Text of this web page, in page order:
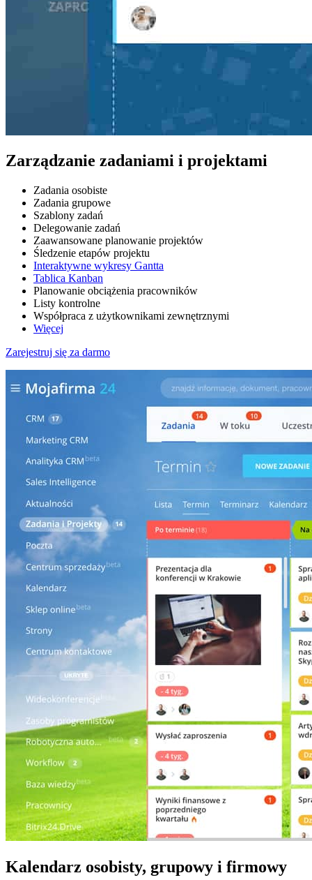
Zarządzanie zadaniami i projektami
Zadania osobiste
Zadania grupowe
Szablony zadań
Delegowanie zadań
Zaawansowane planowanie projektów
Śledzenie etapów projektu
Interaktywne wykresy Gantta
Tablica Kanban
Planowanie obciążenia pracowników
Listy kontrolne
Współpraca z użytkownikami zewnętrznymi
Więcej
Zarejestruj się za darmo
Kalendarz osobisty, grupowy i firmowy